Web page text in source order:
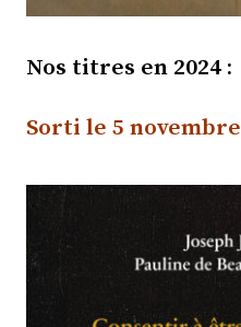
Nos titres en 2024 :
Sorti le 5 novembre